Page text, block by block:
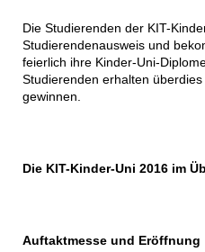
Die Studierenden der KIT-
Studierendenausweis und
feierlich ihre Kinder-Uni-
Studierenden erhalten
gewinnen.
Die KIT-Kinder-Uni 2016 im
Auftaktmesse und Eröffnung